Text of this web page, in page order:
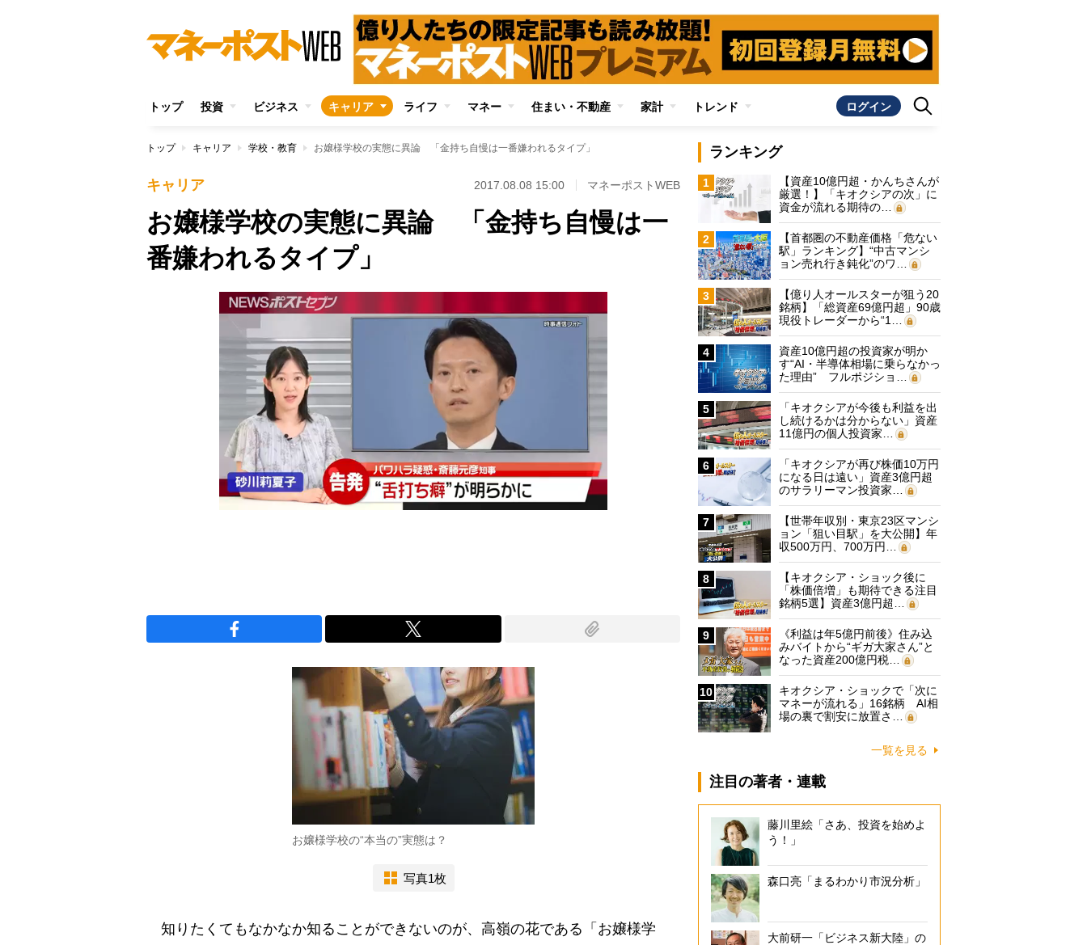
トップ 投資 ビジネス キャリア ライフ マネー 住まい・不動産 家計 トレンド ログイン
トップ キャリア 学校・教育 お嬢様学校の実態に異論 「金持ち自慢は一番嫌われるタイプ」
キャリア 2017.08.08 15:00 マネーポストWEB
お嬢様学校の実態に異論 「金持ち自慢は一
番嫌われるタイプ」
お嬢様学校の“本当の”実態は？
写真1枚
知りたくてもなかなか知ることができないのが、高嶺の花である「お嬢様学
ランキング
1
【資産10億円超・かんちさんが
厳選！】「キオクシアの次」に
資金が流れる期待の…
2
【首都圏の不動産価格「危ない
駅」ランキング】“中古マンシ
ョン売れ行き鈍化”のワ…
3
【億り人オールスターが狙う20
銘柄】「総資産69億円超」90歳
現役トレーダーから“1…
4
資産10億円超の投資家が明か
す“AI・半導体相場に乗らなかっ
た理由” フルポジショ…
5
「キオクシアが今後も利益を出
し続けるかは分からない」資産
11億円の個人投資家…
6
「キオクシアが再び株価10万円
になる日は遠い」資産3億円超
のサラリーマン投資家…
7
【世帯年収別・東京23区マンシ
ョン「狙い目駅」を大公開】年
収500万円、700万円…
8
【キオクシア・ショック後に
「株価倍増」も期待できる注目
銘柄5選】資産3億円超…
9
《利益は年5億円前後》住み込
みバイトから“ギガ大家さん”と
なった資産200億円税…
10
キオクシア・ショックで「次に
マネーが流れる」16銘柄 AI相
場の裏で割安に放置さ…
一覧を見る
注目の著者・連載
藤川里絵「さあ、投資を始めよ
う！」
森口亮「まるわかり市況分析」
大前研一「ビジネス新大陸」の